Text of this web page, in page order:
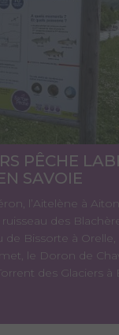
PÊCHE
SAVOIE
l’Aitelène à
des
Bissorte à Orelle,
le Doron de
des Glaciers à